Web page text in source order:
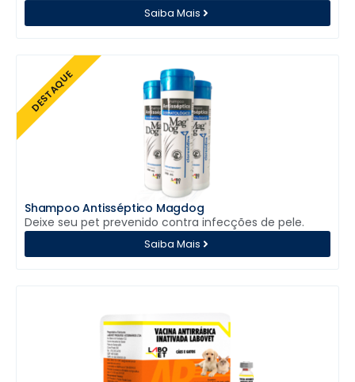
Saiba Mais
DESTAQUE
Saiba Mais
Shampoo Antisséptico Magdog
Deixe seu pet prevenido contra infecções de pele.